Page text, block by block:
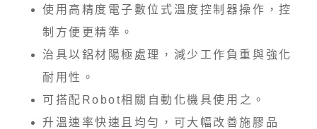
使用高精度電子數位式溫度控制器操作，控
制方便更精準。
治具以鋁材陽極處理，減少工作負重與強化
耐用性。
可搭配Robot相關自動化機具使用之。
升溫速率快速且均勻，可大幅改善施膠品